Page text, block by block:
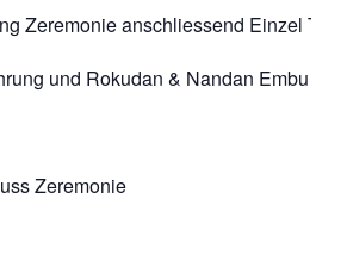
Zeremonie anschliessend Einzel
und Rokudan & Nandan Embu
Zeremonie